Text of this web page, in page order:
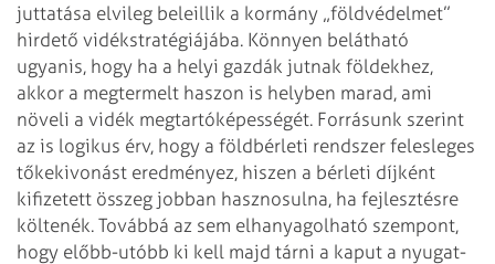
juttatása elvileg beleillik a kormány „földvédelmet”
hirdető vidékstratégiájába. Könnyen belátható
ugyanis, hogy ha a helyi gazdák jutnak földekhez,
akkor a megtermelt haszon is helyben marad, ami
növeli a vidék megtartóképességét. Forrásunk szerint
az is logikus érv, hogy a földbérleti rendszer felesleges
tőkekivonást eredményez, hiszen a bérleti díjként
kifizetett összeg jobban hasznosulna, ha fejlesztésre
költenék. Továbbá az sem elhanyagolható szempont,
hogy előbb-utóbb ki kell majd tárni a kaput a nyugat-